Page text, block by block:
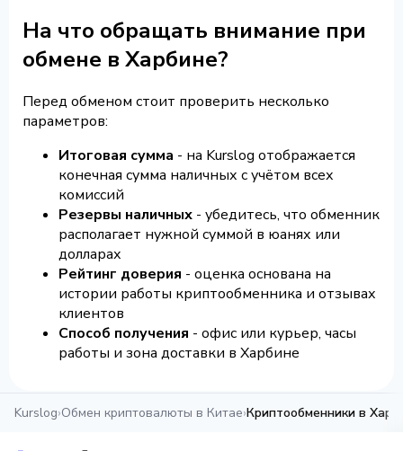
На что обращать внимание при
обмене в Харбине?
Перед обменом стоит проверить несколько
параметров:
Итоговая сумма - на Kurslog отображается
конечная сумма наличных с учётом всех
комиссий
Резервы наличных - убедитесь, что обменник
располагает нужной суммой в юанях или
долларах
Рейтинг доверия - оценка основана на
истории работы криптообменника и отзывах
клиентов
Способ получения - офис или курьер, часы
работы и зона доставки в Харбине
Kurslog›Обмен криптовалюты в Китае›Криптообменники в